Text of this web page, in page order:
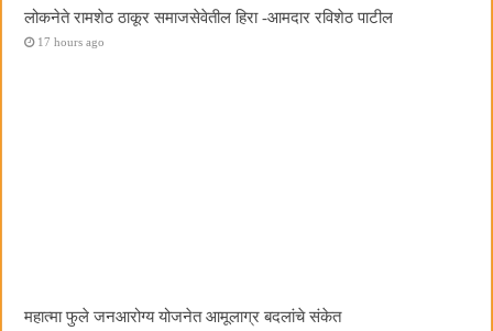
लोकनेते रामशेठ ठाकूर समाजसेवेतील हिरा -आमदार रविशेठ पाटील
17 hours ago
महात्मा फुले जनआरोग्य योजनेत आमूलाग्र बदलांचे संकेत